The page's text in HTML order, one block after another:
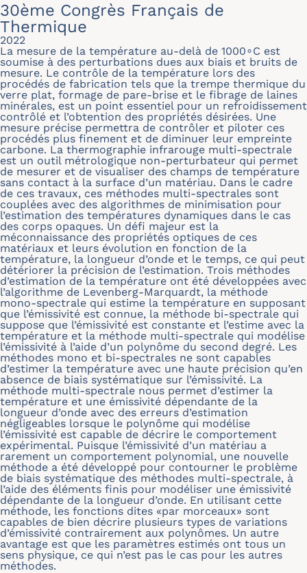
30ème Congrès Français de
Thermique
2022
La mesure de la température au-delà de 1000∘C est
soumise à des perturbations dues aux biais et bruits de
mesure. Le contrôle de la température lors des
procédés de fabrication tels que la trempe thermique du
verre plat, formage de pare-brise et le fibrage de laines
minérales, est un point essentiel pour un refroidissement
contrôlé et l’obtention des propriétés désirées. Une
mesure précise permettra de contrôler et piloter ces
procédés plus finement et de diminuer leur empreinte
carbone. La thermographie infrarouge multi-spectrale
est un outil métrologique non-perturbateur qui permet
de mesurer et de visualiser des champs de température
sans contact à la surface d’un matériau. Dans le cadre
de ces travaux, ces méthodes multi-spectrales sont
couplées avec des algorithmes de minimisation pour
l’estimation des températures dynamiques dans le cas
des corps opaques. Un défi majeur est la
méconnaissance des propriétés optiques de ces
matériaux et leurs évolution en fonction de la
température, la longueur d’onde et le temps, ce qui peut
détériorer la précision de l’estimation. Trois méthodes
d’estimation de la température ont été développées avec
l’algorithme de Levenberg-Marquardt, la méthode
mono-spectrale qui estime la température en supposant
que l’émissivité est connue, la méthode bi-spectrale qui
suppose que l’émissivité est constante et l’estime avec la
température et la méthode multi-spectrale qui modélise
l’émissivité à l’aide d’un polynôme du second degré. Les
méthodes mono et bi-spectrales ne sont capables
d’estimer la température avec une haute précision qu’en
absence de biais systématique sur l’émissivité. La
méthode multi-spectrale nous permet d’estimer la
température et une émissivité dépendante de la
longueur d’onde avec des erreurs d’estimation
négligeables lorsque le polynôme qui modélise
l’émissivité est capable de décrire le comportement
expérimental. Puisque l’émissivité d’un matériau a
rarement un comportement polynomial, une nouvelle
méthode a été développé pour contourner le problème
de biais systématique des méthodes multi-spectrale, à
l’aide des éléments finis pour modéliser une émissivité
dépendante de la longueur d’onde. En utilisant cette
méthode, les fonctions dites «par morceaux» sont
capables de bien décrire plusieurs types de variations
d’émissivité contrairement aux polynômes. Un autre
avantage est que les paramètres estimés ont tous un
sens physique, ce qui n’est pas le cas pour les autres
méthodes.